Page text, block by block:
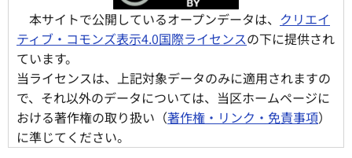
本サイトで公開しているオープンデータは、 クリエイ
ティブ・コモンズ表示4.0国際ライセンスの下に提供され
ています。
当ライセンスは、上記対象データのみに適用されますの
で、それ以外のデータについては、当区ホームページに
おける著作権の取り扱い（著作権・リンク・免責事項）
に準じてください。